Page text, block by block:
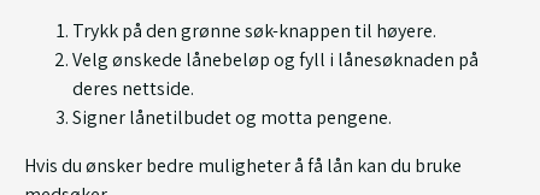
Trykk på den grønne søk-knappen til høyere.
Velg ønskede lånebeløp og fyll i lånesøknaden på
deres nettside.
Signer lånetilbudet og motta pengene.
Hvis du ønsker bedre muligheter å få lån kan du bruke